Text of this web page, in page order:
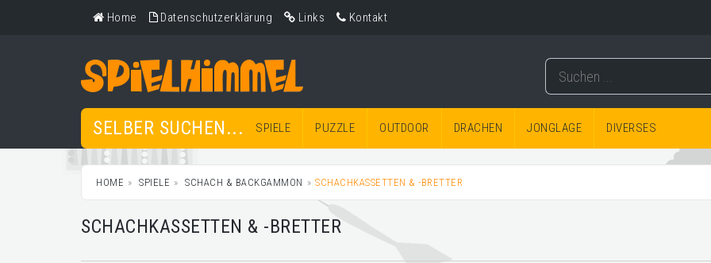
Home Datenschutzerklärung Links Kontakt
SELBER SUCHEN... SPIELE PUZZLE OUTDOOR DRACHEN JONGLAGE DIVERSES
HOME SPIELE SCHACH & BACKGAMMON SCHACHKASSETTEN & -BRETTER
SCHACHKASSETTEN & -BRETTER